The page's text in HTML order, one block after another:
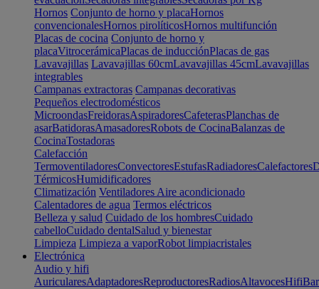
Hornos Conjunto de horno y placaHornos
convencionalesHornos pirolíticosHornos multifunción
Placas de cocina Conjunto de horno y
placaVitrocerámicaPlacas de inducciónPlacas de gas
Lavavajillas Lavavajillas 60cmLavavajillas 45cmLavavajillas
integrables
Campanas extractoras Campanas decorativas
Pequeños electrodomésticos
MicroondasFreidorasAspiradoresCafeterasPlanchas de
asarBatidorasAmasadoresRobots de CocinaBalanzas de
CocinaTostadoras
Calefacción
TermoventiladoresConvectoresEstufasRadiadoresCalefactores
TérmicosHumidificadores
Climatización Ventiladores Aire acondicionado
Calentadores de agua Termos eléctricos
Belleza y salud Cuidado de los hombresCuidado
cabelloCuidado dentalSalud y bienestar
Limpieza Limpieza a vaporRobot limpiacristales
Electrónica
Audio y hifi
AuricularesAdaptadoresReproductoresRadiosAltavocesHifi